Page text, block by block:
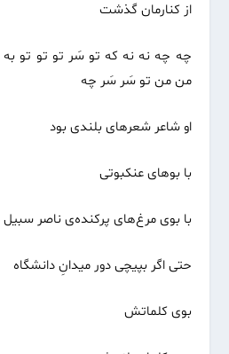
از کنارمان گذشت
چه چه نه نه که تو سَر تو تو تو
من من تو سَر سَر چه
او شاعر شعرهای بلندی بود
با بوهای عنکبوتی
با بوی مرغ‌های پرکنده‌ی ناصر
حتی اگر بپیچی دور میدانِ دانشگاه
بوی کلماتش